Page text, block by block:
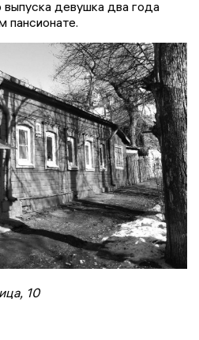
девушка два года
пансионате.
10